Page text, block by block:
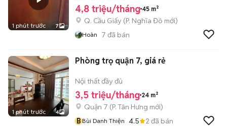
1 phút trước 7
4,8 triệu/tháng 45 m²
Q. Cầu Giấy (P. Nghĩa Đô mới)
Hoàn 7 đã bán
1 phút trước 4
Phòng trọ quận 7, giá rẻ
Nội thất đầy đủ
3,5 triệu/tháng 24 m²
Quận 7 (P. Tân Hưng mới)
BBùi Danh Thiện 4.5 2 đã bán